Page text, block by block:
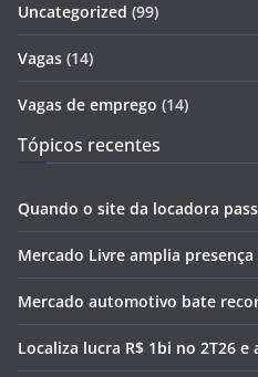
Uncategorized (99)
Vagas (14)
Vagas de emprego (14)
Tópicos recentes
Quando o site da locadora
Mercado Livre amplia
Mercado automotivo bate
Localiza lucra R$ 1bi no 2T26